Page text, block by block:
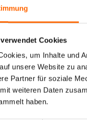
Cookies
um Inhalte und
unsere Website zu
Partner für soziale
weiteren Daten
haben.